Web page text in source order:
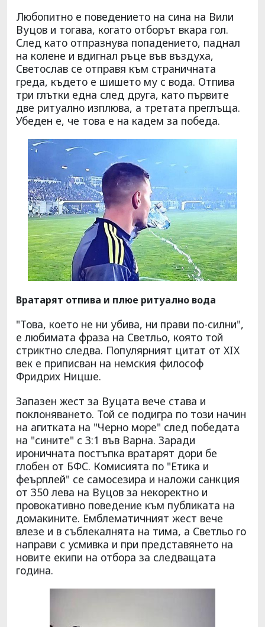
Любопитно е поведението на сина на Вили
Вуцов и тогава, когато отборът вкара гол.
След като отпразнува попадението, паднал
на колене и вдигнал ръце във въздуха,
Светослав се отправя към страничната
греда, където е шишето му с вода. Отпива
три глътки една след друга, като първите
две ритуално изплюва, а третата преглъща.
Убеден е, че това е на кадем за победа.
Вратарят отпива и плюе ритуално вода
"Това, което не ни убива, ни прави по-силни",
е любимата фраза на Светльо, която той
стриктно следва. Популярният цитат от XIX
век е приписван на немския философ
Фридрих Ницше.
Запазен жест за Вуцата вече става и
поклоняването. Той се подигра по този начин
на агитката на "Черно море" след победата
на "сините" с 3:1 във Варна. Заради
ироничната постъпка вратарят дори бе
глобен от БФС. Комисията по "Етика и
феърплей" се самосезира и наложи санкция
от 350 лева на Вуцов за некоректно и
провокативно поведение към публиката на
домакините. Емблематичният жест вече
влезе и в съблекалнята на тима, а Светльо го
направи с усмивка и при представянето на
новите екипи на отбора за следващата
година.